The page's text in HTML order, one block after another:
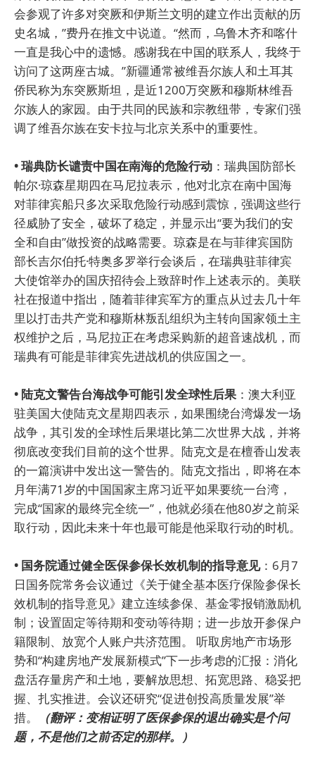
会参观了许多对突厥和伊斯兰文明的建立作出贡献的历
史名城，”费丹在推文中说道。“然而，乌鲁木齐和喀什
一直是我心中的遗憾。感谢我在中国的联系人，我终于
访问了这两座古城。”新疆通常被维吾尔族人和土耳其
侨民称为东突厥斯坦，是近1200万突厥和穆斯林维吾
尔族人的家园。由于共同的民族和宗教纽带，专家们强
调了维吾尔族在安卡拉与北京关系中的重要性。
• 瑞典防长谴责中国在南海的危险行动 ：瑞典国防部长
帕尔·琼森星期四在马尼拉表示，他对北京在南中国海
对菲律宾船只多次采取危险行动感到震惊，强调这些行
径威胁了安全，破坏了稳定，并显示出“要为我们的安
全和自由”做投资的战略需要。琼森是在与菲律宾国防
部长吉尔伯托·特奥多罗举行会谈后，在瑞典驻菲律宾
大使馆举办的国庆招待会上致辞时作上述表示的。美联
社在报道中指出，随着菲律宾军方的重点从过去几十年
里以打击共产党和穆斯林叛乱组织为主转向国家领土主
权维护之后，马尼拉正在考虑采购新的超音速战机，而
瑞典有可能是菲律宾先进战机的供应国之一。
• 陆克文警告台海战争可能引发全球性后果 ：澳大利亚
驻美国大使陆克文星期四表示，如果围绕台湾爆发一场
战争，其引发的全球性后果堪比第二次世界大战，并将
彻底改变我们目前的这个世界。陆克文是在檀香山发表
的一篇演讲中发出这一警告的。陆克文指出，即将在本
月年满71岁的中国国家主席习近平如果要统一台湾，
完成“国家的最终完全统一”，他就必须在他80岁之前采
取行动，因此未来十年也最可能是他采取行动的时机。
• 国务院通过健全医保参保长效机制的指导意见：6月7
日国务院常务会议通过《关于健全基本医疗保险参保长
效机制的指导意见》建立连续参保、基金零报销激励机
制；设置固定等待期和变动等待期；进一步放开参保户
籍限制、放宽个人账户共济范围。 听取房地产市场形
势和“构建房地产发展新模式”下一步考虑的汇报：消化
盘活存量房产和土地，要解放思想、拓宽思路、稳妥把
握、扎实推进。会议还研究“促进创投高质量发展”举
措。
（翻评：变相证明了医保参保的退出确实是个问
题，不是他们之前否定的那样。）